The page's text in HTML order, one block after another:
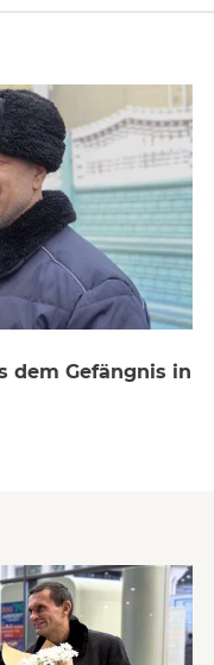
dem Gefängnis in